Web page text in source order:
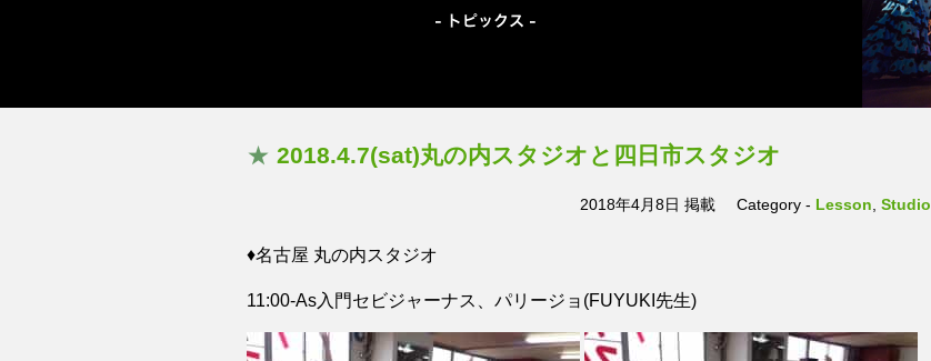
★ 2018.4.7(sat)丸の内スタジオと四日市スタジオ
2018年4月8日 掲載 Category - Lesson Studio
♦️名古屋 丸の内スタジオ
11:00-As入門セビジャーナス、パリージョ(FUYUKI先生)